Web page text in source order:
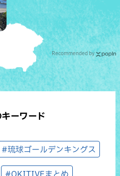
（八重瀬町）
Recommended by
ーワード
#琉球ゴールデンキングス
#OKITIVEまとめ